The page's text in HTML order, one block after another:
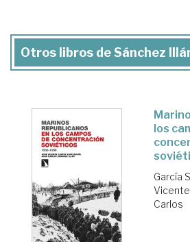
Otros libros de Sánchez
los
García
Vicente
Carlos